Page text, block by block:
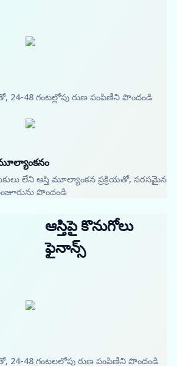
24-48 గంటల్లోపు రుణ పంపిణీని పొందండి
లేని ఆస్తి మూల్యాంకన ప్రక్రియతో, సరసమైన
పొందండి
ఆస్తిపై కొనుగోలు
ఫైనాన్స్
24-48 గంటలలోపు రుణ పంపిణీని పొందండి